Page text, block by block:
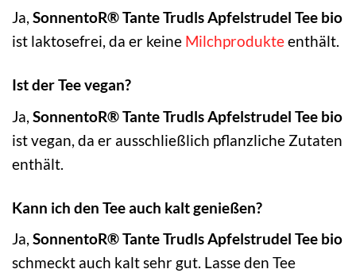
Ja, SonnentoR® Tante Trudls Apfelstrudel Tee bio
ist laktosefrei, da er keine Milchprodukteenthält.
Ist der Tee vegan?
Ja, SonnentoR® Tante Trudls Apfelstrudel Tee bio
ist vegan, da er ausschließlich pflanzliche Zutaten
enthält.
Kann ich den Tee auch kalt genießen?
Ja, SonnentoR® Tante Trudls Apfelstrudel Tee bio
schmeckt auch kalt sehr gut. Lasse den Tee